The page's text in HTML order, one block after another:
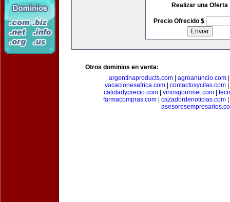
Realizar una Oferta
Precio Ofrecido $
Otros dominios en venta:
argentinaproducts.com| agroanuncio.com
vacacionesafrica.com| contactosycitas.com|
calidadyprecio.com
vinosgourmet.com
farmacompras.com
cazadordenoticias.com